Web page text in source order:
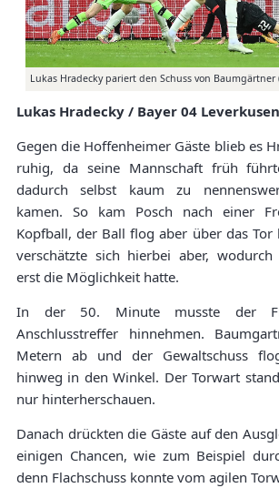
Lukas Hradecky pariert den Schuss von Baumgärtner
Lukas Hradecky / Bayer 04 Leverkusen
Gegen die Hoffenheimer Gäste blieb es
ruhig, da seine Mannschaft früh
dadurch selbst kaum zu
kamen. So kam Posch nach einer
Kopfball, der Ball flog aber über das Tor
verschätzte sich hierbei aber, wodurch
erst die Möglichkeit hatte.
In der 50. Minute musste der
Anschlusstreffer hinnehmen.
Metern ab und der Gewaltschuss
hinweg in den Winkel. Der Torwart
nur hinterherschauen.
Danach drückten die Gäste auf den
einigen Chancen, wie zum Beispiel
denn Flachschuss konnte vom agilen